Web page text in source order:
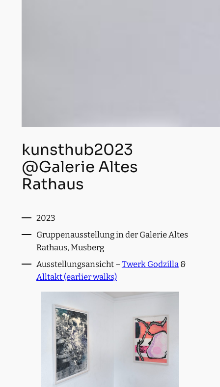
kunsthub2023
@Galerie Altes
Rathaus
2023
Gruppenausstellung in der Galerie Altes
Rathaus, Musberg
Ausstellungsansicht – Twerk Godzilla &
Alltakt (earlier walks)